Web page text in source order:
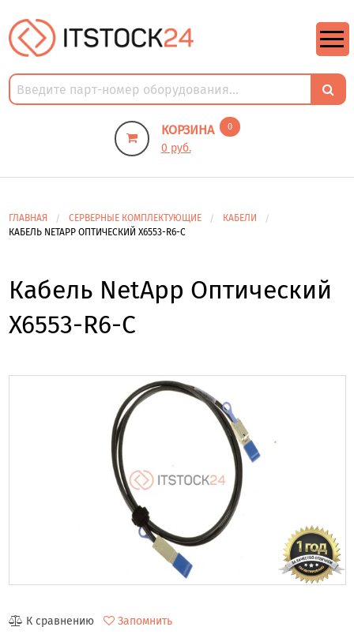
КОРЗИНА 0
0 руб.
ГЛАВНАЯ СЕРВЕРНЫЕ КОМПЛЕКТУЮЩИЕ
КАБЕЛИ
КАБЕЛЬ NETAPP ОПТИЧЕСКИЙ X6553-R6-C
Кабель NetApp Оптический
X6553-R6-C
К сравнению Запомнить